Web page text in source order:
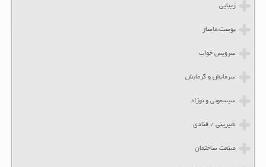
زیبایی
پوست،ماساژ
سرویس خواب
سرمایش و گرمایش
سیسمونی و نوزاد
شیرینی / قنادی
صنعت ساختمان